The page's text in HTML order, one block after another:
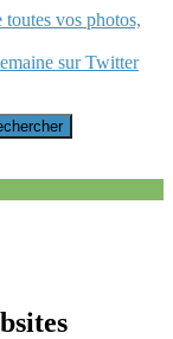
vos photos,
sur Twitter